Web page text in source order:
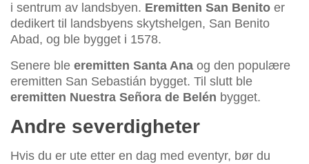
i sentrum av landsbyen. Eremitten San Benito er
dedikert til landsbyens skytshelgen, San Benito
Abad, og ble bygget i 1578.
Senere ble eremitten Santa Ana og den populære
eremitten San Sebastián bygget. Til slutt ble
eremitten Nuestra Señora de Belén bygget.
Andre severdigheter
Hvis du er ute etter en dag med eventyr, bør du